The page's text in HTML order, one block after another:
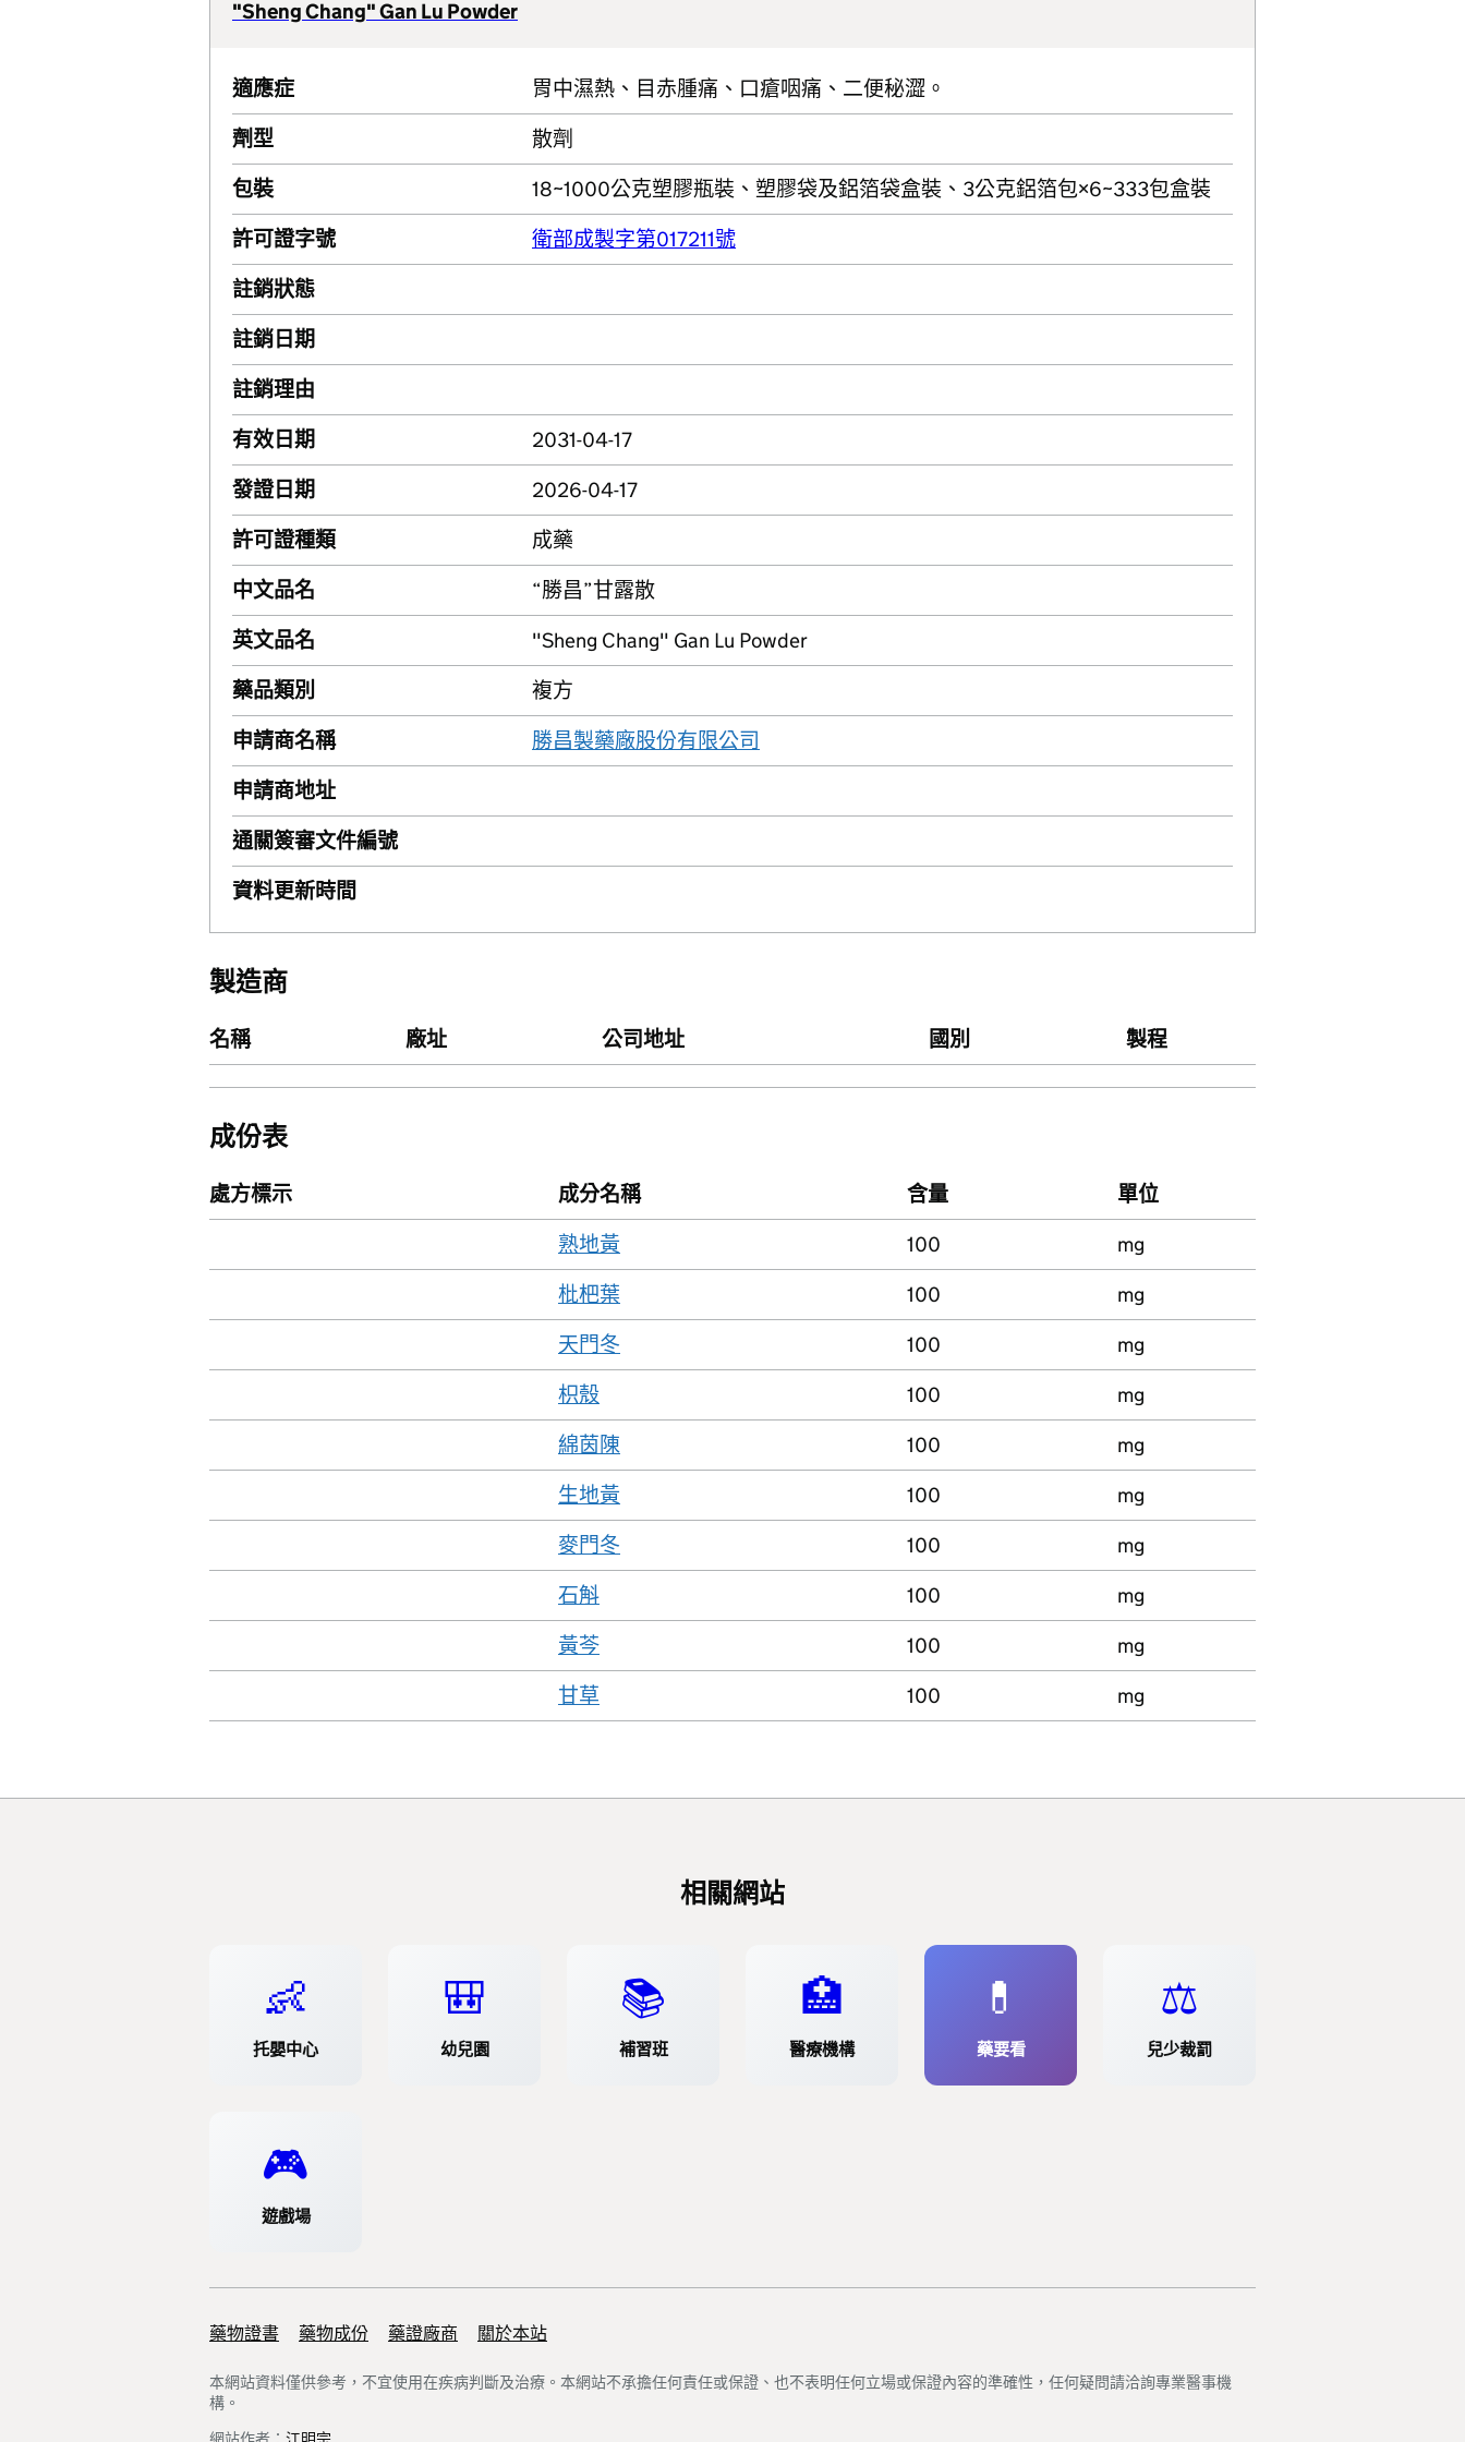
"Sheng Chang" Gan Lu Powder
適應症
胃中濕熱、目赤腫痛、口瘡咽痛、二便秘澀。
劑型
散劑
包裝
18~1000公克塑膠瓶裝、塑膠袋及鋁箔袋盒裝、3公克鋁箔包×6~333包盒裝
許可證字號
衛部成製字第017211號
註銷狀態
註銷日期
註銷理由
有效日期
2031-04-17
發證日期
2026-04-17
許可證種類
成藥
中文品名
“勝昌”甘露散
英文品名
"Sheng Chang" Gan Lu Powder
藥品類別
複方
申請商名稱
勝昌製藥廠股份有限公司
申請商地址
通關簽審文件編號
資料更新時間
製造商
名稱 廠址 公司地址 國別 製程
成份表
處方標示 成分名稱 含量
單位
熟地黃
100
mg
枇杷葉
100
mg
天門冬
100
mg
枳殼
100
mg
綿茵陳
100
mg
生地黃
100
mg
麥門冬
100
mg
石斛
100
mg
黃芩
100
mg
甘草
100 mg
相關網站
👶
托嬰中心
🎒
幼兒園
📚
補習班
🏥
醫療機構
💊
藥要看
⚖️
兒少裁罰
🎮
遊戲場
Support links
藥物證書 藥物成份 藥證廠商 關於本站
本網站資料僅供參考，不宜使用在疾病判斷及治療。本網站不承擔任何責任或保證、也不表明任何立場或保證內容的準確性，任何疑問請洽詢專業醫事機
構。